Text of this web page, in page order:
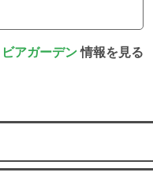
ビアガーデン情報を見る